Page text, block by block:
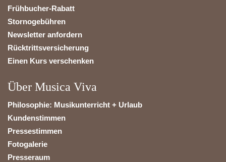
Frühbucher-Rabatt
Stornogebühren
Newsletter anfordern
Rücktrittsversicherung
Einen Kurs verschenken
Über Musica Viva
Philosophie: Musikunterricht + Urlaub
Kundenstimmen
Pressestimmen
Fotogalerie
Presseraum